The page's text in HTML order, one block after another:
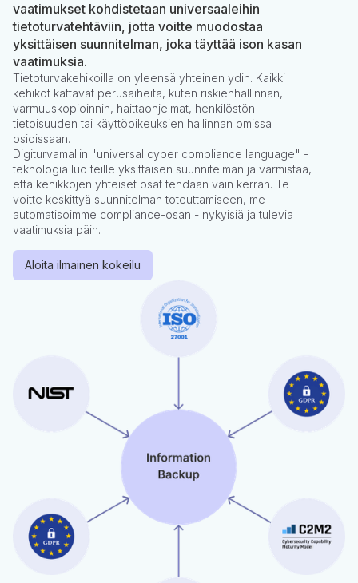
vaatimukset kohdistetaan universaaleihin
tietoturvatehtäviin, jotta voitte muodostaa
yksittäisen suunnitelman, joka täyttää ison kasan
vaatimuksia.
Tietoturvakehikoilla on yleensä yhteinen ydin. Kaikki
kehikot kattavat perusaiheita, kuten riskienhallinnan,
varmuuskopioinnin, haittaohjelmat, henkilöstön
tietoisuuden tai käyttöoikeuksien hallinnan omissa
osioissaan.
Digiturvamallin "universal cyber compliance language" -
teknologia luo teille yksittäisen suunnitelman ja varmistaa,
että kehikkojen yhteiset osat tehdään vain kerran. Te
voitte keskittyä suunnitelman toteuttamiseen, me
automatisoimme compliance-osan - nykyisiä ja tulevia
vaatimuksia päin.
Aloita ilmainen kokeilu